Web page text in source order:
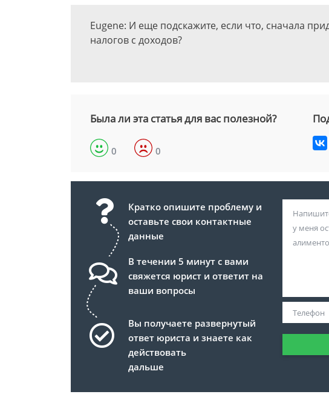
Eugene: И еще подскажите, если что, сначала
налогов с доходов?
Была ли эта статья для вас полезной?
0 0
Кратко опишите проблему и
оставьте свои контактные
данные
В течении 5 минут с вами
свяжется юрист и ответит на
ваши вопросы
Вы получаете развернутый
ответ юриста и знаете как
действовать
дальше